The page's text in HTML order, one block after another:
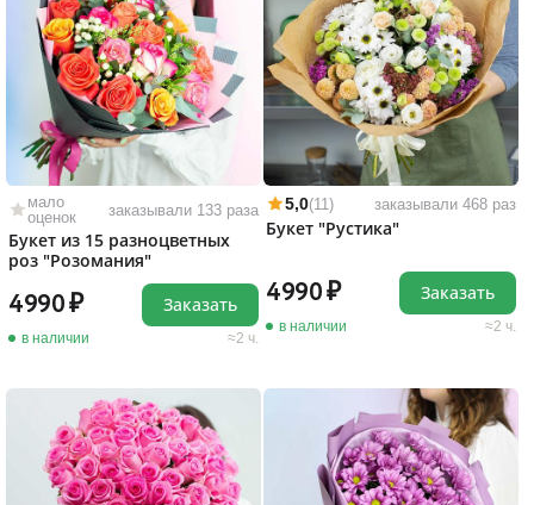
мало
оценок
заказывали 133 раза
Букет из 15 разноцветных
роз "Розомания"
4990
в наличии 2 ч.
Заказать
5,0(11) заказывали 468 раз
Букет "Рустика"
4990
в наличии 2 ч.
Заказать